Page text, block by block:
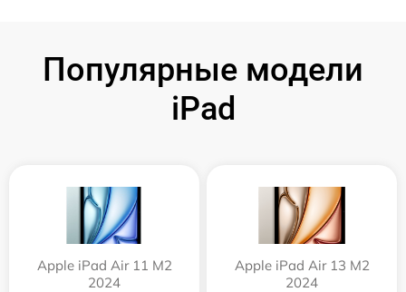
Популярные модели
iPad
Apple iPad Air 11 M2
2024
Apple iPad Air 13 M2
2024